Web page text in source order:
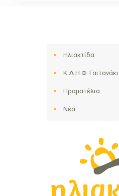
Ηλιακτίδα
Κ.Δ.Η.Φ. Γαϊτανάκι
Πραματέλια
Νέα